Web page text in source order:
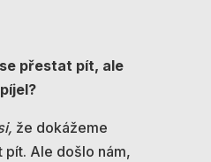
přestat pít, ale
že dokážeme
Ale došlo nám,